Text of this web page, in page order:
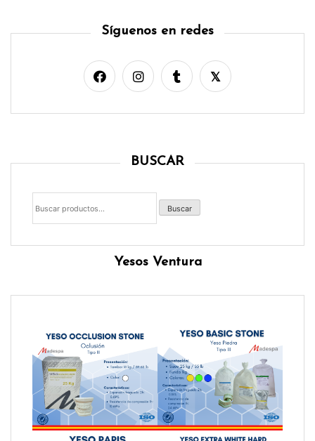
Síguenos en redes
BUSCAR
Buscar
por:
Buscar
Yesos Ventura